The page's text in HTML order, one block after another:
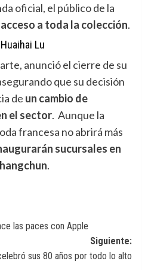
oficial, el público de la
acceso a toda la colección.
Lu
anunció el cierre de su
que su decisión
de un cambio de
el sector. Aunque la
francesa no abrirá más
sucursales en
.
las paces con Apple
Siguiente:
sus 80 años por todo lo alto